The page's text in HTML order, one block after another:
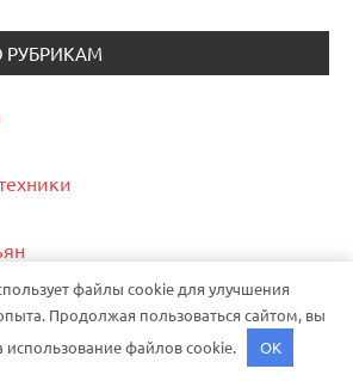
РУБРИКАМ
файлы cookie для улучшения
Продолжая пользоваться сайтом, вы
использование файлов cookie.
OK